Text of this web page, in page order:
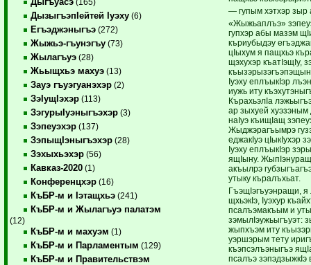
(165)
ДызыгъэпIейтей Iуэху (6)
Егъэджэныгъэ (272)
Жыжьэ-гъунэгъу (73)
Жылагъуэ (28)
Жьыщхьэ махуэ (13)
Зауэ гъуэгуанэхэр (2)
ЗэIущIэхэр (113)
ЗэгурыIуэныгъэхэр (3)
Зэпеуэхэр (137)
ЗэпыщIэныгъэхэр (28)
Зэхыхьэхэр (56)
Кавказ-2020 (1)
Конференцхэр (16)
КъБР-м и Iэтащхьэ (241)
КъБР-м и Жылагъуэ палатэм
(12)
КъБР-м и махуэм (1)
КъБР-м и Парламентым (129)
КъБР-м и Правительствэм
— гупым хэтхэр зыр
«Жыжьаплъэ»
гупхэр абы мазэм
къриубыдэу
цIыхум я пащхьэ
щэхухэр къатIэщIу,
къызэрызэгъэпэщын
Iуэху еплъыкIэр
иужь иту
КърахьэлIа
ар зыхуей
наIуэ къищIащ
Жыджэрагъымрэ
еджакIуэ цIыкIухэр
Iуэху еплъыкIэр
ящIыну.
акъылрэ
утыку къралъхьат.
ГъэщIэгъуэнращи,
щхьэкIэ, Iуэхур
псалъэмакъым и
зэмылIэужьыгъуэт:
жыпхъэм иту
уэршэрым тету
къэпсэлъэныгъэ
псалъэ